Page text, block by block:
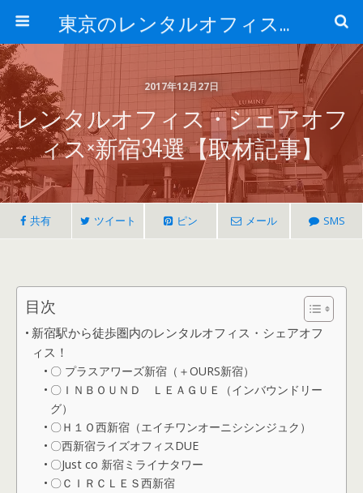
東京のレンタルオフィス、サービスオフィスの現地取材記事ブログ-ROjournal
2017年12月27日
レンタルオフィス・シェアオフ
ィス×新宿34選【取材記事】
共有 ツイート ピン メール SMS
目次
新宿駅から徒歩圏内のレンタルオフィス・シェアオフ
ィス！
〇 プラスアワーズ新宿（＋OURS新宿）
〇ＩＮＢＯＵＮＤ ＬＥＡＧＵＥ（インバウンドリー
グ）
〇Ｈ１Ｏ西新宿（エイチワンオーニシシンジュク）
〇西新宿ライズオフィスDUE
〇Just co 新宿ミライナタワー
〇ＣＩＲＣＬＥＳ西新宿